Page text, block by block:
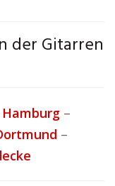
der Gitarren
Hamburg –
–